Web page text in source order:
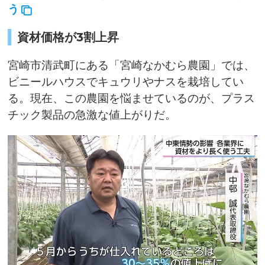
う
資材価格が3割上昇
宮崎市清武町にある「宮崎なかむら農園」では、
ビニールハウスでキュウリやナスを栽培してい
る。現在、この農園を悩ませているのが、プラス
チック製品の急激な値上がりだ。